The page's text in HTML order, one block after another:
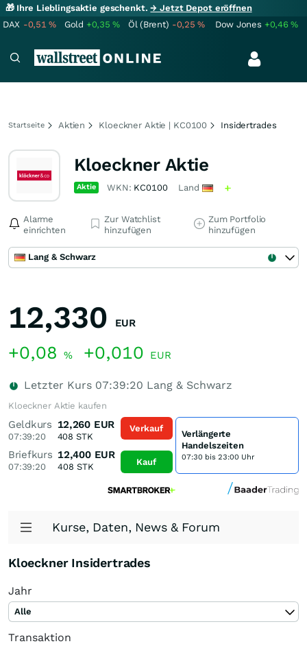
🎁 Ihre Lieblingsaktie geschenkt.→ Jetzt Depot eröffnen
DAX -0,51% Gold +0,35% Öl (Brent) -0,25% Dow Jones +0,46%
Startseite Aktien Kloeckner Aktie | KC0100 Insidertrades
Kloeckner Aktie
Aktie WKN: KC0100 Land
Alarme
einrichten
Zur Watchlist
hinzufügen
Zum Portfolio
hinzufügen
Lang & Schwarz
12,330 EUR
+0,08 % +0,010 EUR
Letzter Kurs 07:39:20 Lang & Schwarz
Kloeckner Aktie kaufen
Geldkurs
07:39:20
12,260 EUR
408 STK
Briefkurs
07:39:20
12,400 EUR
408 STK
Verkauf
Kauf
Verlängerte
Handelszeiten
07:30 bis 23:00 Uhr
Kurse, Daten, News & Forum
Kloeckner Insidertrades
Jahr
Alle
Transaktion